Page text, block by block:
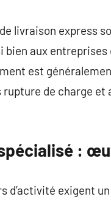
livraison express
bien aux
est
de charge
:
d’activité exigent